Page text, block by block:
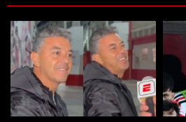
Un artículo de tendencia con el títuloUn